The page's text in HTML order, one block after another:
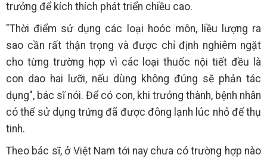
trưởng để kích thích phát triển chiều cao.
"Thời điểm sử dụng các loại hoóc môn, liều lượng ra
sao cần rất thận trọng và được chỉ định nghiêm ngặt
cho từng trường hợp vì các loại thuốc nội tiết đều là
con dao hai lưỡi, nếu dùng không đúng sẽ phản tác
dụng", bác sĩ nói. Để có con, khi trưởng thành, bệnh nhân
có thể sử dụng trứng đã được đông lạnh lúc nhỏ để thụ
tinh.
Theo bác sĩ, ở Việt Nam tới nay chưa có trường hợp nào